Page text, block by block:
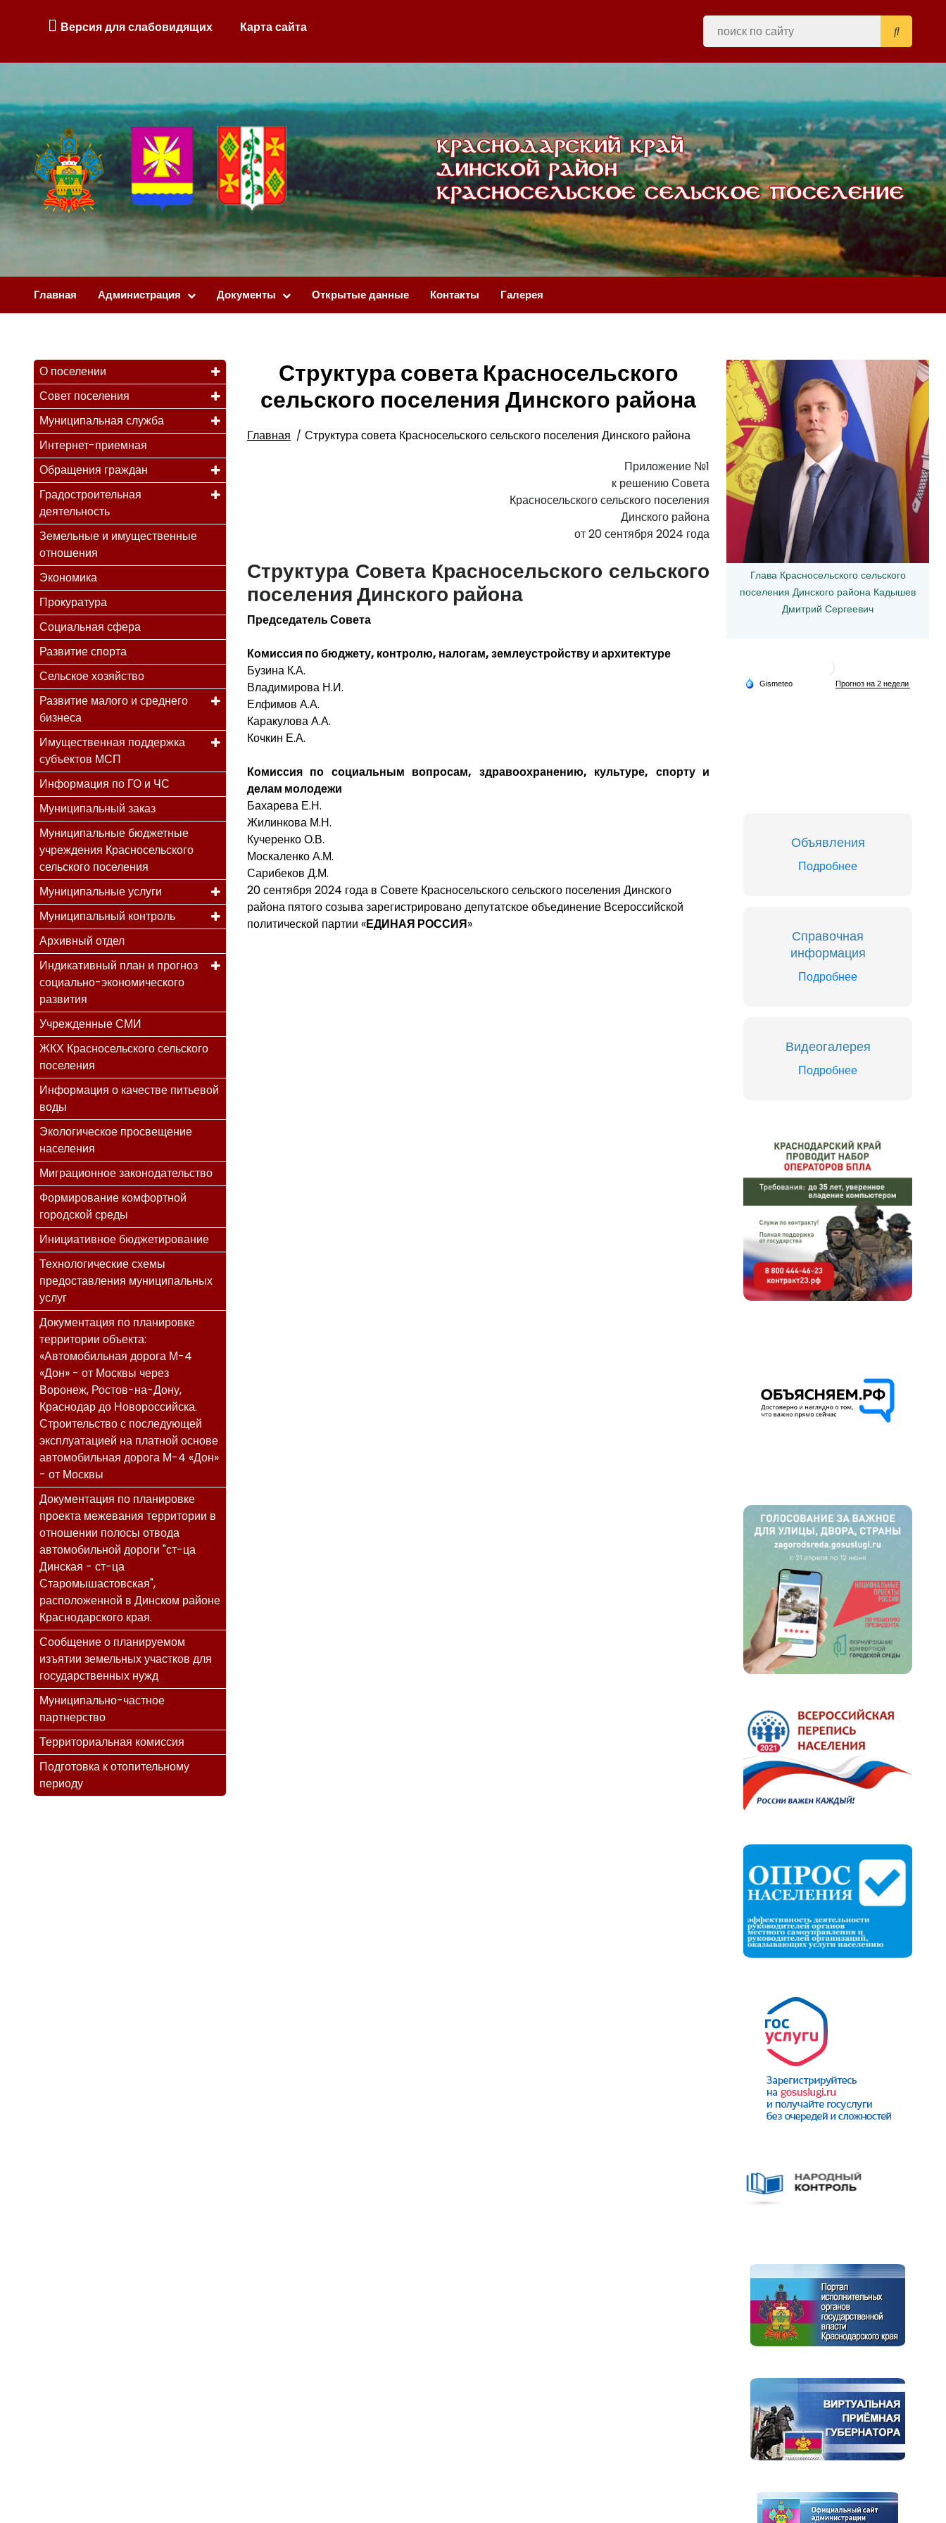
Версия для слабовидящих Карта сайта
Главная Администрация Документы Открытые данные Контакты Галерея
О поселении
Совет поселения
Муниципальная служба
Интернет-приемная
Обращения граждан
Градостроительная
деятельность
Земельные и имущественные
отношения
Экономика
Прокуратура
Социальная сфера
Развитие спорта
Сельское хозяйство
Развитие малого и среднего
бизнеса
Имущественная поддержка
субъектов МСП
Информация по ГО и ЧС
Муниципальный заказ
Муниципальные бюджетные
учреждения Красносельского
сельского поселения
Муниципальные услуги
Муниципальный контроль
Архивный отдел
Индикативный план и прогноз
социально-экономического
развития
Учрежденные СМИ
ЖКХ Красносельского сельского
поселения
Информация о качестве питьевой
воды
Экологическое просвещение
населения
Миграционное законодательство
Формирование комфортной
городской среды
Инициативное бюджетирование
Технологические схемы
предоставления муниципальных
услуг
Документация по планировке
территории объекта:
«Автомобильная дорога М-4
«Дон» - от Москвы через
Воронеж, Ростов-на-Дону,
Краснодар до Новороссийска.
Строительство с последующей
эксплуатацией на платной основе
автомобильная дорога М-4 «Дон»
- от Москвы
Документация по планировке
проекта межевания территории в
отношении полосы отвода
автомобильной дороги "ст-ца
Динская - ст-ца
Старомышастовская",
расположенной в Динском районе
Краснодарского края.
Сообщение о планируемом
изъятии земельных участков для
государственных нужд
Муниципально-частное
партнерство
Территориальная комиссия
Подготовка к отопительному
периоду
Структура совета Красносельского
сельского поселения Динского района
Главная
Структура совета Красносельского сельского поселения Динского района
Приложение №1
к решению Совета
Красносельского сельского поселения
Динского района
от 20 сентября 2024 года
Структура Совета Красносельского сельского
поселения Динского района
Председатель Совета
Комиссия по бюджету, контролю, налогам, землеустройству и архитектуре
Бузина К.А.
Владимирова Н.И.
Елфимов А.А.
Каракулова А.А.
Кочкин Е.А.
Комиссия по социальным вопросам, здравоохранению, культуре, спорту и
делам молодежи
Бахарева Е.Н.
Жилинкова М.Н.
Кучеренко О.В.
Москаленко А.М.
Сарибеков Д.М.
20 сентября 2024 года в Совете Красносельского сельского поселения Динского
района пятого созыва зарегистрировано депутатское объединение Всероссийской
политической партии «ЕДИНАЯ РОССИЯ»
Глава Красносельского сельского
поселения Динского района Кадышев
Дмитрий Сергеевич
Объявления
Подробнее
Справочная
информация
Подробнее
Видеогалерея
Подробнее